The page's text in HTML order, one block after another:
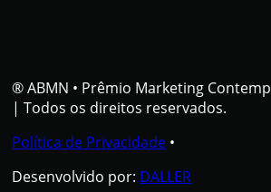
® ABMN • Prêmio Marketing
| Todos os direitos reservados.
Política de Privacidade •
Desenvolvido por: DALLER